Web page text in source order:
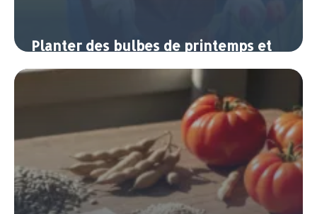
Planter des bulbes de printemps et
d’automne pour fleurir toute l’année